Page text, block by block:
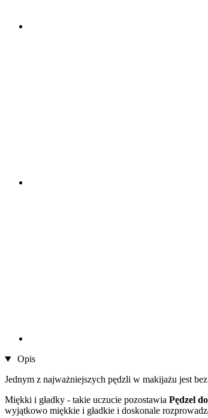
Opis
Jednym z najważniejszych pędzli w makijażu jest
Miękki i gładky - takie uczucie pozostawia Pędzel
wyjątkowo miękkie i gładkie i doskonale